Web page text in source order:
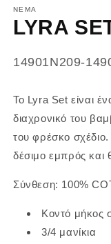
NEMA
LYRA
SKU:
14901N209-
Το Lyra Set είναι
διαχρονικό του
του φρέσκο
δέσιμο εμπρός και
Σύνθεση: 100%
Κοντό μήκος
3/4 μανίκια